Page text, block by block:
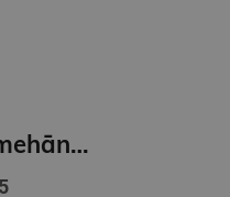
Ātršuvēju mehānismi zaļi 25 gb